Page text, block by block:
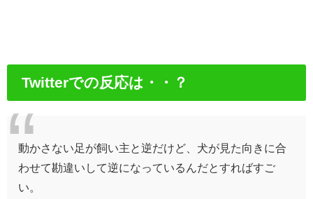
Twitterでの反応は・・？
動かさない足が飼い主と逆だけど、犬が見た向きに合
わせて勘違いして逆になっているんだとすればすご
い。